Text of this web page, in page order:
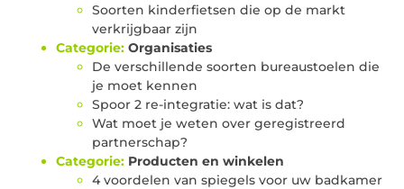
Soorten kinderfietsen die op de markt
verkrijgbaar zijn
Categorie: Organisaties
De verschillende soorten bureaustoelen die
je moet kennen
Spoor 2 re-integratie: wat is dat?
Wat moet je weten over geregistreerd
partnerschap?
Categorie: Producten en winkelen
4 voordelen van spiegels voor uw badkamer